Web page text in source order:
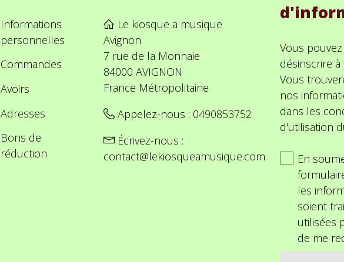
Informations
personnelles
Commandes
Avoirs
Adresses
Bons de
réduction
Le kiosque a musique
Avignon
7 rue de la Monnaie
84000 AVIGNON
France Métropolitaine
Appelez-nous : 0490853752
Écrivez-nous :
contact@lekiosqueamusique.com
Vous
désinscrire
Vous
nos
dans les
d'utilisation
En
les
soient
utilisées
de me